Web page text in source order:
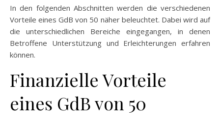
In den folgenden Abschnitten werden die verschiedenen
Vorteile eines GdB von 50 näher beleuchtet. Dabei wird auf
die unterschiedlichen Bereiche eingegangen, in denen
Betroffene Unterstützung und Erleichterungen erfahren
können.
Finanzielle Vorteile
eines GdB von 50